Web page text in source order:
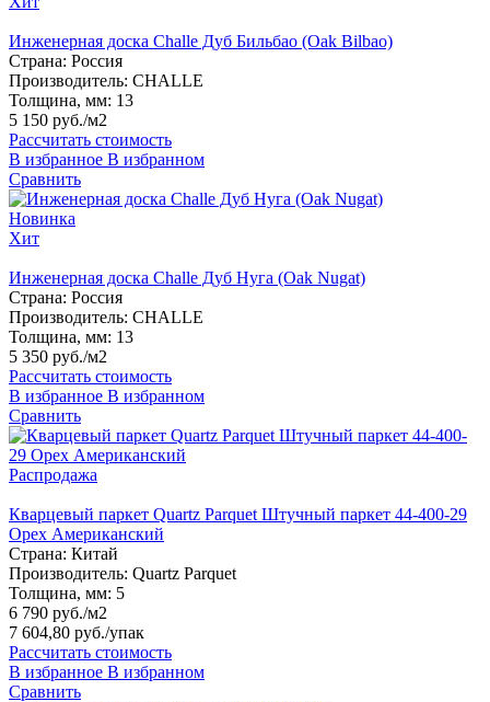
Инженерная доска Challe Дуб Бильбао (Oak Bilbao)
Страна: Россия
Производитель: CHALLE
Толщина, мм: 13
5 150 руб./м2
Рассчитать стоимость
В избранное В избранном
Сравнить
Новинка
Хит
Инженерная доска Challe Дуб Нуга (Oak Nugat)
Страна: Россия
Производитель: CHALLE
Толщина, мм: 13
5 350 руб./м2
Рассчитать стоимость
В избранное В избранном
Сравнить
Распродажа
Кварцевый паркет Quartz Parquet Штучный паркет 44-400-29
Орех Американский
Страна: Китай
Производитель: Quartz Parquet
Толщина, мм: 5
6 790 руб./м2
7 604,80 руб./упак
Рассчитать стоимость
В избранное В избранном
Сравнить